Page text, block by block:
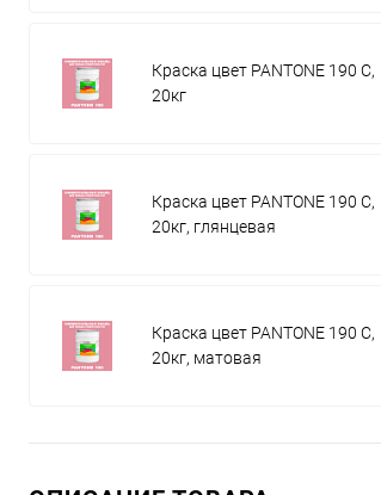
Краска цвет PANTONE 190 C,
20кг
Краска цвет PANTONE 190 C,
20кг, глянцевая
Краска цвет PANTONE 190 C,
20кг, матовая